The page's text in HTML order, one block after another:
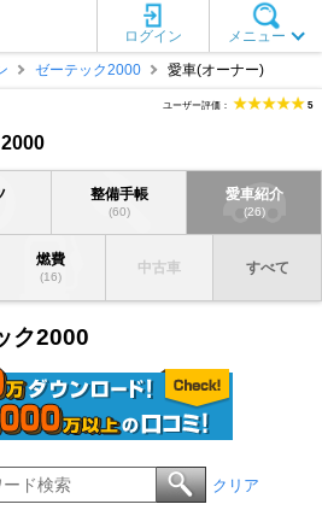
メニュー
ログイン
ゼーテック2000 愛車(オーナー)
ユーザー評価： 5
整備手帳
(60)
愛車紹介
(26)
燃費
(16)
中古車 すべて
ク2000
クリア